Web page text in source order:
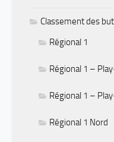
Classement des
Régional 1
Régional 1 –
Régional 1 –
Régional 1 Nord